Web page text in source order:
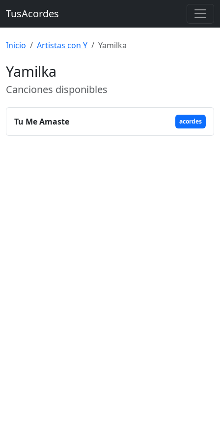
TusAcordes
Inicio Artistas con Y Yamilka
Yamilka
Canciones disponibles
Tu Me Amaste acordes